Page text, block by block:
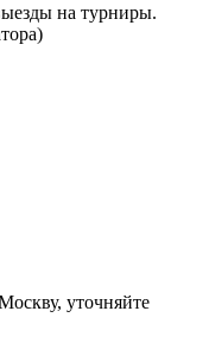
на турниры.
уточняйте